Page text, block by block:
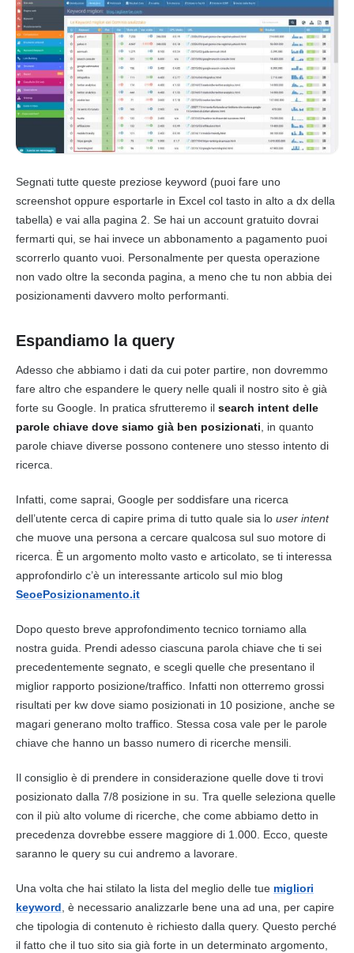
Segnati tutte queste preziose keyword (puoi fare uno
screenshot oppure esportarle in Excel col tasto in alto a dx della
tabella) e vai alla pagina 2. Se hai un account gratuito dovrai
fermarti qui, se hai invece un abbonamento a pagamento puoi
scorrerlo quanto vuoi. Personalmente per questa operazione
non vado oltre la seconda pagina, a meno che tu non abbia dei
posizionamenti davvero molto performanti.
Espandiamo la query
Adesso che abbiamo i dati da cui poter partire, non dovremmo
fare altro che espandere le query nelle quali il nostro sito è già
forte su Google. In pratica sfrutteremo il search intent delle
parole chiave dove siamo già ben posizionati , in quanto
parole chiave diverse possono contenere uno stesso intento di
ricerca.
Infatti, come saprai, Google per soddisfare una ricerca
dell’utente cerca di capire prima di tutto quale sia lo user intent
che muove una persona a cercare qualcosa sul suo motore di
ricerca. È un argomento molto vasto e articolato, se ti interessa
approfondirlo c’è un interessante articolo sul mio blog
SeoePosizionamento.it
Dopo questo breve approfondimento tecnico torniamo alla
nostra guida. Prendi adesso ciascuna parola chiave che ti sei
precedentemente segnato, e scegli quelle che presentano il
miglior rapporto posizione/traffico. Infatti non otterremo grossi
risultati per kw dove siamo posizionati in 10 posizione, anche se
magari generano molto traffico. Stessa cosa vale per le parole
chiave che hanno un basso numero di ricerche mensili.
Il consiglio è di prendere in considerazione quelle dove ti trovi
posizionato dalla 7/8 posizione in su. Tra quelle seleziona quelle
con il più alto volume di ricerche, che come abbiamo detto in
precedenza dovrebbe essere maggiore di 1.000. Ecco, queste
saranno le query su cui andremo a lavorare.
Una volta che hai stilato la lista del meglio delle tue migliori
keyword , è necessario analizzarle bene una ad una, per capire
che tipologia di contenuto è richiesto dalla query. Questo perché
il fatto che il tuo sito sia già forte in un determinato argomento,